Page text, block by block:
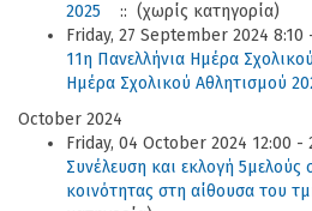
2025
:: (χωρίς κατηγορία)
Friday, 27 September 2024 8:10
11η Πανελλήνια Ημέρα
Ημέρα Σχολικού Αθλητισμού
October 2024
Friday, 04 October 2024 12:00 -
Συνέλευση και εκλογή
κοινότητας στη αίθουσα του